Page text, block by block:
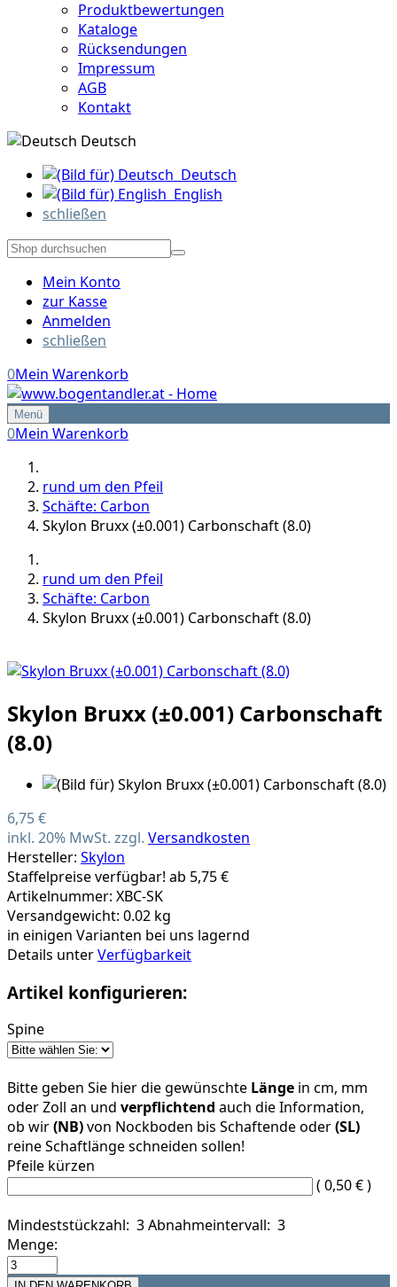
Produktbewertungen
Kataloge
Rücksendungen
Impressum
AGB
Kontakt
Deutsch
Deutsch
English
schließen
Mein Konto
zur Kasse
Anmelden
schließen
0Mein Warenkorb
Menü
0Mein Warenkorb
rund um den Pfeil
Schäfte: Carbon
Skylon Bruxx (±0.001) Carbonschaft (8.0)
rund um den Pfeil
Schäfte: Carbon
Skylon Bruxx (±0.001) Carbonschaft (8.0)
Skylon Bruxx (±0.001) Carbonschaft
(8.0)
6,75 €
inkl. 20% MwSt. zzgl. Versandkosten
Hersteller: Skylon
Staffelpreise verfügbar! ab 5,75 €
Artikelnummer: XBC-SK
Versandgewicht: 0.02 kg
in einigen Varianten bei uns lagernd
Details unterVerfügbarkeit
Artikel konfigurieren:
Spine
Bitte geben Sie hier die gewünschte Länge in cm, mm
oder Zoll an und verpflichtend auch die Information,
ob wir(NB)von Nockboden bis Schaftende oder(SL)
reine Schaftlänge schneiden sollen!
Pfeile kürzen
( 0,50 € )
Mindeststückzahl: 3Abnahmeintervall: 3
Menge: